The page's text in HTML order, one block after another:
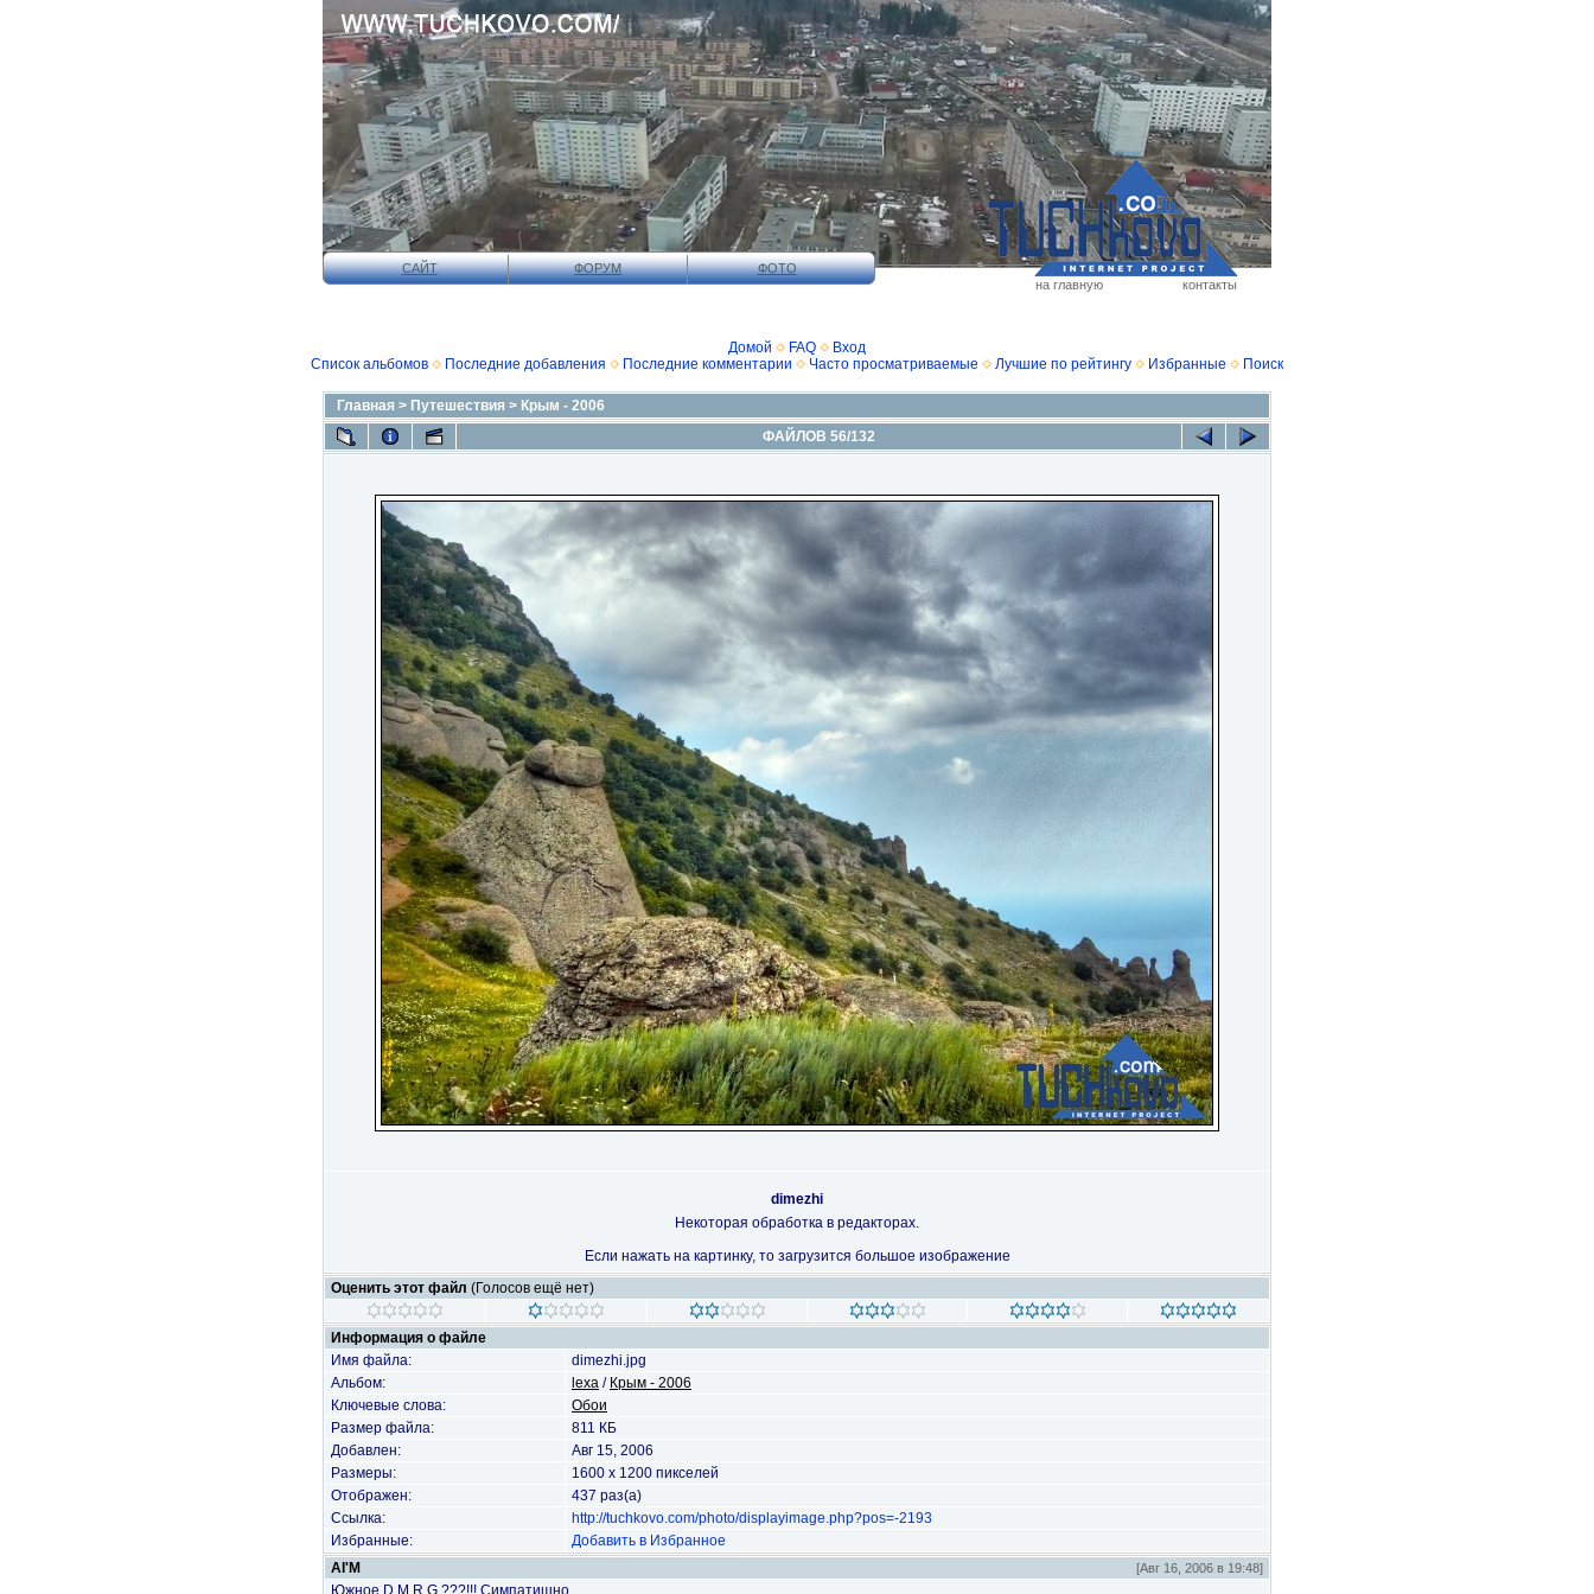
САЙТ ФОРУМ
ФОТО
на главную
контакты
Домой FAQ
Вход
Список альбомов
Последние добавления Последние комментарии Часто просматриваемые Лучшие по рейтингу Избранные Поиск
Главная > Путешествия > Крым - 2006
ФАЙЛОВ 56/132
dimezhi
Некоторая обработка в редакторах.
Если нажать на картинку, то загрузится большое изображение
Оценить этот файл (Голосов ещё нет)
Информация о файле
Имя файла:
dimezhi.jpg
Альбом:
lexa / Крым - 2006
Ключевые слова:
Обои
Размер файла:
811 КБ
Добавлен:
Авг 15, 2006
Размеры:
1600 x 1200 пикселей
Отображен:
437 раз(а)
Ссылка:
http://tuchkovo.com/photo/displayimage.php?pos=-2193
Избранные:
Добавить в Избранное
AI'M
[Авг 16, 2006 в 19:48]
Южное D.M.R.G.???!!! Симпатишно.